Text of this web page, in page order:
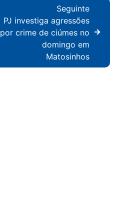
Seguinte
PJ investiga agressões
por crime de ciúmes no
domingo em
Matosinhos